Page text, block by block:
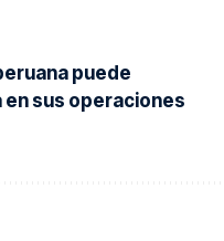
puede
en sus operaciones